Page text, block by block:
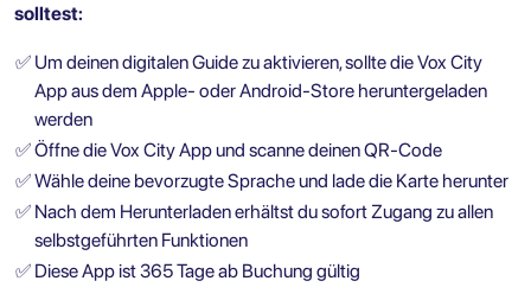
solltest:
✅ Um deinen digitalen Guide zu aktivieren, sollte die Vox City
App aus dem Apple- oder Android-Store heruntergeladen
werden
✅Öffne die Vox City App und scanne deinen QR-Code
✅Wähle deine bevorzugte Sprache und lade die Karte herunter
✅ Nach dem Herunterladen erhältst du sofort Zugang zu allen
selbstgeführten Funktionen
✅ Diese App ist 365 Tage ab Buchung gültig